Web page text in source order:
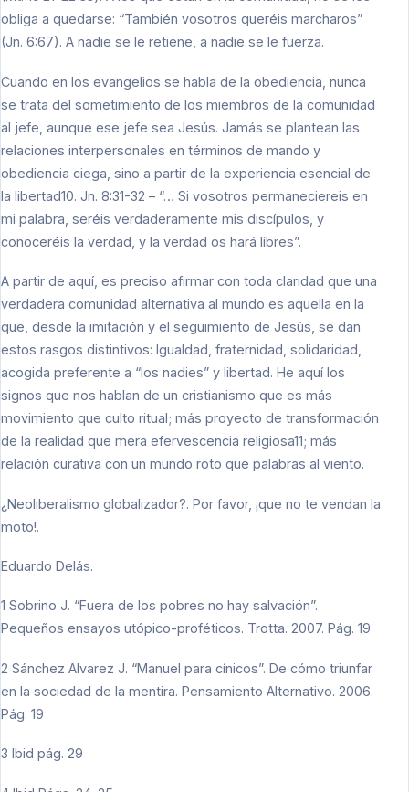
obliga a quedarse: “También vosotros queréis marcharos”
(Jn. 6:67). A nadie se le retiene, a nadie se le fuerza.
Cuando en los evangelios se habla de la obediencia, nunca
se trata del sometimiento de los miembros de la comunidad
al jefe, aunque ese jefe sea Jesús. Jamás se plantean las
relaciones interpersonales en términos de mando y
obediencia ciega, sino a partir de la experiencia esencial de
la libertad10. Jn. 8:31-32 – “… Si vosotros permaneciereis en
mi palabra, seréis verdaderamente mis discípulos, y
conoceréis la verdad, y la verdad os hará libres”.
A partir de aquí, es preciso afirmar con toda claridad que una
verdadera comunidad alternativa al mundo es aquella en la
que, desde la imitación y el seguimiento de Jesús, se dan
estos rasgos distintivos: Igualdad, fraternidad, solidaridad,
acogida preferente a “los nadies” y libertad. He aquí los
signos que nos hablan de un cristianismo que es más
movimiento que culto ritual; más proyecto de transformación
de la realidad que mera efervescencia religiosa11; más
relación curativa con un mundo roto que palabras al viento.
¿Neoliberalismo globalizador?. Por favor, ¡que no te vendan la
moto!.
Eduardo Delás.
1 Sobrino J. “Fuera de los pobres no hay salvación”.
Pequeños ensayos utópico-proféticos. Trotta. 2007. Pág. 19
2 Sánchez Alvarez J. “Manuel para cínicos”. De cómo triunfar
en la sociedad de la mentira. Pensamiento Alternativo. 2006.
Pág. 19
3 Ibid pág. 29